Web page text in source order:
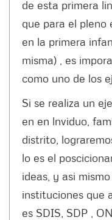
de esta primera
que para el pleno
en la primera
misma) , es
como uno de los
Si se realiza un
en en lnviduo,
distrito,
lo es el
ideas, y asi
instituciones que
es SDIS, SDP ,